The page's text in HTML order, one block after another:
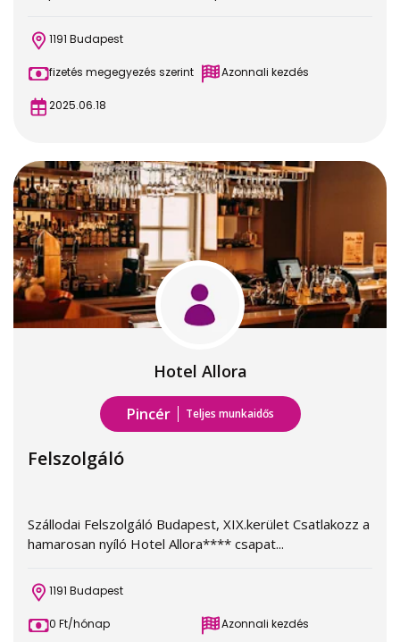
1191 Budapest
fizetés megegyezés szerint Azonnali kezdés
2025.06.18
Hotel Allora
Pincér Teljes munkaidős
Felszolgáló
Szállodai Felszolgáló Budapest, XIX.kerület Csatlakozz a
hamarosan nyíló Hotel Allora**** csapat...
1191 Budapest
0 Ft/hónap Azonnali kezdés